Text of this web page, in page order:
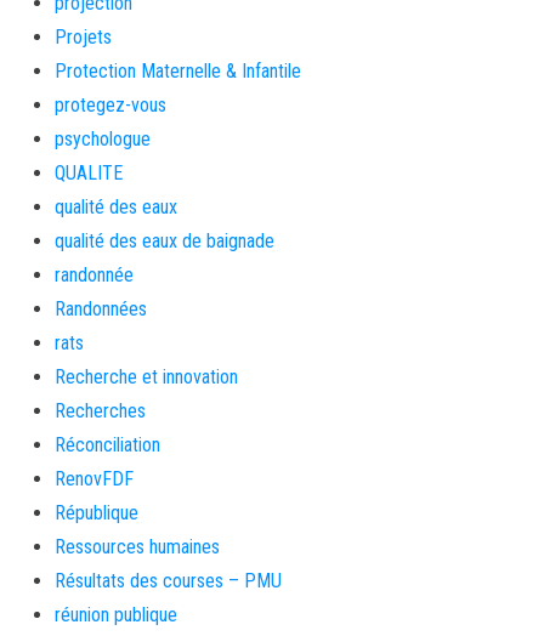
Projets
Protection Maternelle & Infantile
protegez-vous
psychologue
QUALITE
qualité des eaux
qualité des eaux de baignade
randonnée
Randonnées
rats
Recherche et innovation
Recherches
Réconciliation
RenovFDF
République
Ressources humaines
Résultats des courses – PMU
réunion publique